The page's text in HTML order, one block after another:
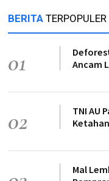
BERITA TERPOPULER
01
Ancam
02
TNI AU
Mal